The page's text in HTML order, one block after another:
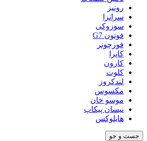
رونیز
سرانزا
سوزوکی
فوتون G7
فورچونر
کاپرا
کارون
کلوت
لندکروز
مکسوس
موسو خان
نیسان پیکاپ
هایلوکس
جست و جو